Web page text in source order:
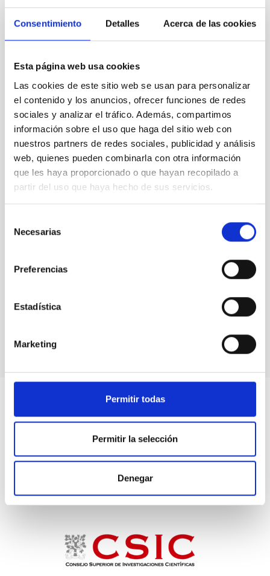
Consentimiento Detalles Acerca de las cookies
Esta página web usa cookies
Las cookies de este sitio web se usan para personalizar
el contenido y los anuncios, ofrecer funciones de redes
sociales y analizar el tráfico. Además, compartimos
información sobre el uso que haga del sitio web con
nuestros partners de redes sociales, publicidad y análisis
web, quienes pueden combinarla con otra información
que les haya proporcionado o que hayan recopilado a
partir del uso que haya hecho de sus servicios.
Necesarias
Preferencias
Estadística
Marketing
Permitir todas
Permitir la selección
Denegar
MAGEC
Majorca Canary Survey of very fast moving sky object
Experimento Ø 90.00 cm
Estructuras cósmicas a escalas angulares intermedias